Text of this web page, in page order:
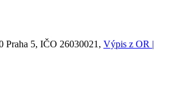
Praha 5, IČO 26030021, Výpis z OR |